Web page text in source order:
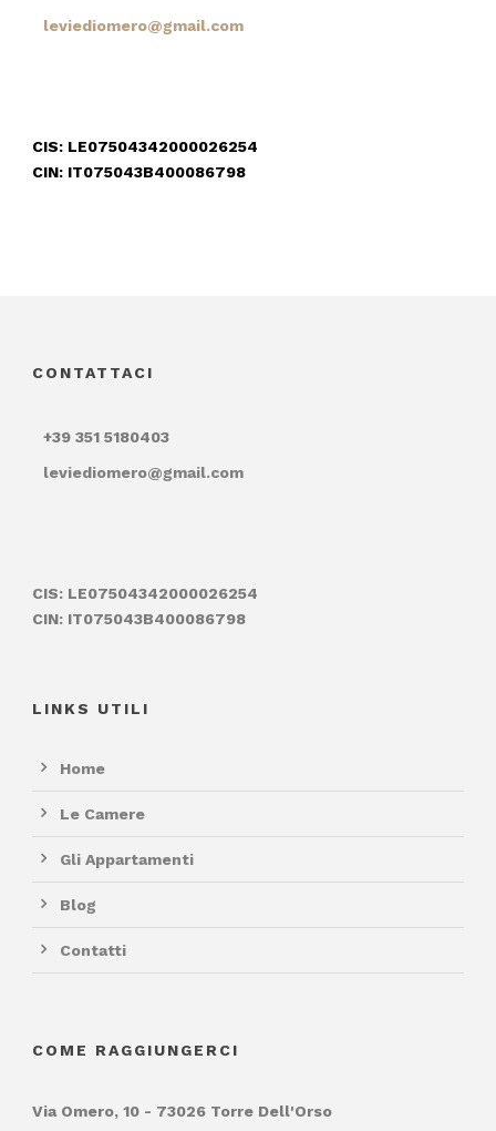
leviediomero@gmail.com
CIS: LE07504342000026254
CIN: IT075043B400086798
CONTATTACI
+39 351 5180403
leviediomero@gmail.com
CIS: LE07504342000026254
CIN: IT075043B400086798
LINKS UTILI
Home
Le Camere
Gli Appartamenti
Blog
Contatti
COME RAGGIUNGERCI
Via Omero, 10 - 73026 Torre Dell'Orso